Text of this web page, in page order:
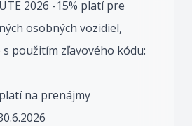
2026 -15% platí pre
osobných vozidiel,
použitím zľavového kódu:
na prenájmy